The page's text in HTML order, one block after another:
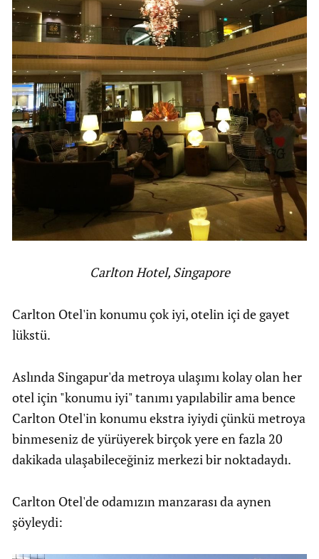
Carlton Hotel, Singapore
Carlton Otel'in konumu çok iyi, otelin içi de gayet
lükstü.
Aslında Singapur'da metroya ulaşımı kolay olan her
otel için "konumu iyi" tanımı yapılabilir ama bence
Carlton Otel'in konumu ekstra iyiydi çünkü metroya
binmeseniz de yürüyerek birçok yere en fazla 20
dakikada ulaşabileceğiniz merkezi bir noktadaydı.
Carlton Otel'de odamızın manzarası da aynen
şöyleydi: